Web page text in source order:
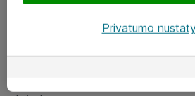
Privatumo